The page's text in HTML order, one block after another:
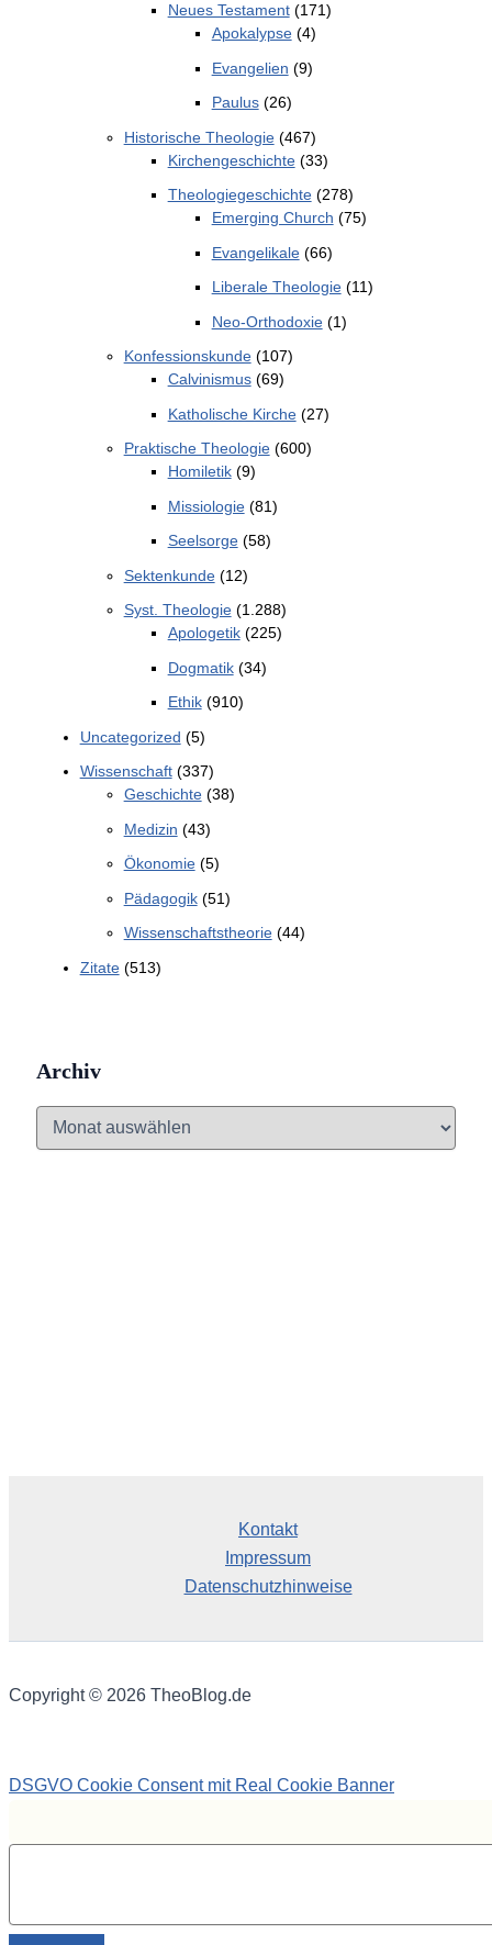
Neues Testament(171)
Apokalypse(4)
Evangelien (9)
Paulus(26)
Historische Theologie(467)
Kirchengeschichte(33)
Theologiegeschichte(278)
Emerging Church (75)
Evangelikale(66)
Liberale Theologie(11)
Neo-Orthodoxie(1)
Konfessionskunde(107)
Calvinismus(69)
Katholische Kirche(27)
Praktische Theologie(600)
Homiletik(9)
Missiologie(81)
Seelsorge(58)
Sektenkunde(12)
Syst. Theologie(1.288)
Apologetik(225)
Dogmatik(34)
Ethik(910)
Uncategorized (5)
Wissenschaft(337)
Geschichte(38)
Medizin (43)
Ökonomie(5)
Pädagogik(51)
Wissenschaftstheorie(44)
Zitate(513)
Archiv
A
Kontakt
Impressum
Datenschutzhinweise
Copyright © 2026 TheoBlog.de
DSGVO Cookie Consent mit Real Cookie Banner